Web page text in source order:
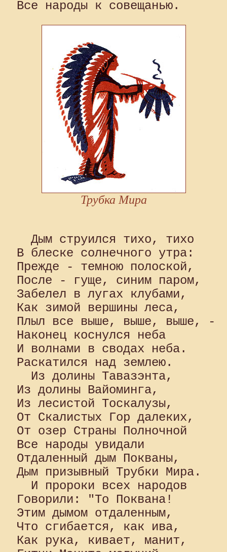
Трубка Мира
  Дым струился тихо, тихо
В блеске солнечного утра:
Прежде - темною полоской,
После - гуще, синим паром,
Забелел в лугах клубами,
Как зимой вершины леса,
Плыл все выше, выше, выше, -
Наконец коснулся неба
И волнами в сводах неба.
Раскатился над землею.
  Из долины Тавазэнта,
Из долины Вайоминга,
Из лесистой Тоскалузы,
От Скалистых Гор далеких,
От озер Страны Полночной
Все народы увидали
Отдаленный дым Покваны,
Дым призывный Трубки Мира.
  И пророки всех народов
Говорили: "То Поквана!
Этим дымом отдаленным,
Что сгибается, как ива,
Как рука, кивает, манит,